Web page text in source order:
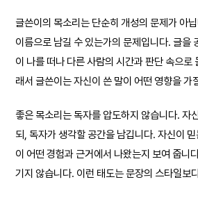
글쓴이의 목소리는 단순히 개성의 문제가 아
이름으로 남길 수 있는가의 문제입니다. 글을
이 나를 떠나 다른 사람의 시간과 판단 속으로
래서 글쓴이는 자신이 쓴 말이 어떤 영향을 가
좋은 목소리는 독자를 압도하지 않습니다. 자
되, 독자가 생각할 공간을 남깁니다. 자신이
이 어떤 경험과 근거에서 나왔는지 보여 줍니
기지 않습니다. 이런 태도는 문장의 스타일보